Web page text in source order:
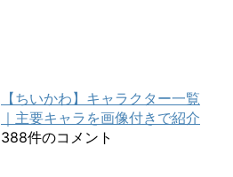
【ちいかわ】キャラクター一覧
｜主要キャラを画像付きで紹介
388件のコメント